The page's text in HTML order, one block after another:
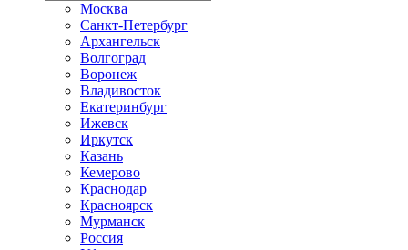
Москва
Санкт-Петербург
Архангельск
Волгоград
Воронеж
Владивосток
Екатеринбург
Ижевск
Иркутск
Казань
Кемерово
Краснодар
Красноярск
Мурманск
Россия